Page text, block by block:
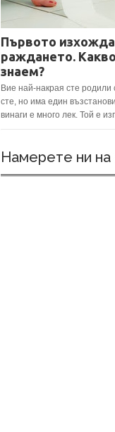
Първото
раждането.
знаем?
Вие най-накрая сте родили
сте, но има един
винаги е много лек. Той е
Намерете ни на